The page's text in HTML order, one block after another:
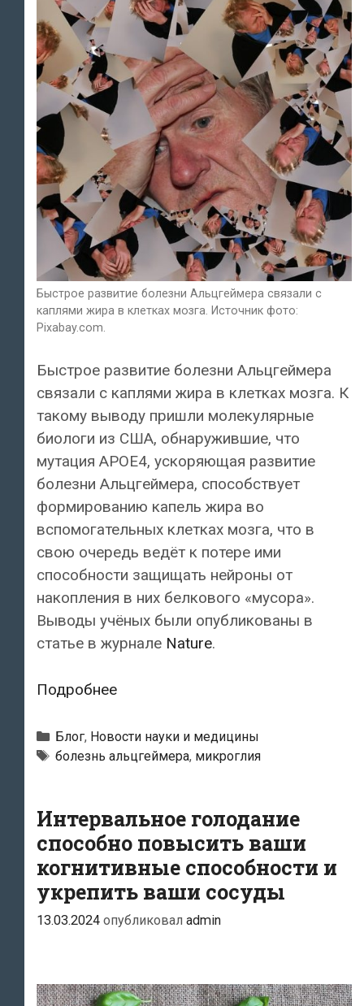
Быстрое развитие болезни Альцгеймера связали с
каплями жира в клетках мозга. Источник фото:
Pixabay.com.
Быстрое развитие болезни Альцгеймера
связали с каплями жира в клетках мозга. К
такому выводу пришли молекулярные
биологи из США, обнаружившие, что
мутация APOE4, ускоряющая развитие
болезни Альцгеймера, способствует
формированию капель жира во
вспомогательных клетках мозга, что в
свою очередь ведёт к потере ими
способности защищать нейроны от
накопления в них белкового «мусора».
Выводы учёных были опубликованы в
статье в журнале Nature.
ПодробнееБыстрое
болезни
Альцгеймера
каплями
жира
в
клетках
мозга
Рубрики
Блог, Новости науки и медицины
Тэги
болезнь альцгеймера, микроглия
Интервальное голодание
способно повысить ваши
когнитивные способности и
укрепить ваши сосуды
13.03.2024 опубликовал admin